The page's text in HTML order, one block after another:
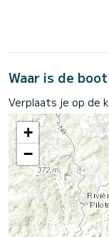
Waar is de
Verplaats je op de
+
−